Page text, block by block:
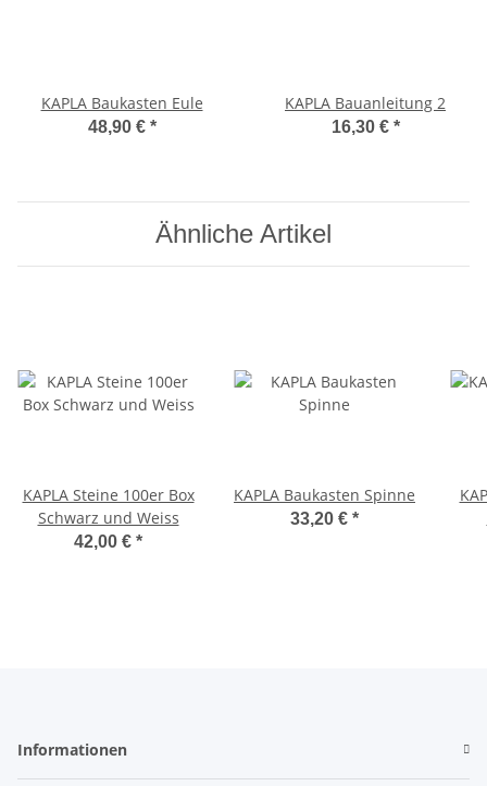
KAPLA Baukasten Eule
48,90 € *
KAPLA Bauanleitung 2
16,30 € *
Ähnliche Artikel
KAPLA Steine 100er Box
Schwarz und Weiss
42,00 € *
KAPLA Baukasten Spinne
33,20 € *
Informationen